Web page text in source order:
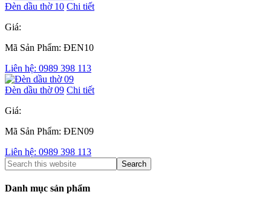
Đèn dầu thờ 10 Chi tiết
Giá:
Mã Sản Phẩm: ĐEN10
Liên hệ: 0989 398 113
Đèn dầu thờ 09 Chi tiết
Giá:
Mã Sản Phẩm: ĐEN09
Liên hệ: 0989 398 113
Danh mục sản phẩm